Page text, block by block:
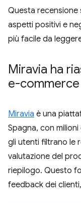
Questa recensione
aspetti positivi e
più facile da
Miravia ha
e-commerce
Miravia è una
Spagna, con
gli utenti filtrano le
valutazione del
riepilogo. Questo
feedback dei